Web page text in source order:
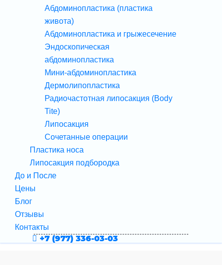
Абдоминопластика (пластика
живота)
Абдоминопластика и грыжесечение
Эндоскопическая
абдоминопластика
Мини-абдоминопластика
Дермолипопластика
Радиочастотная липосакция (Body
Tite)
Липосакция
Сочетанные операции
Пластика носа
Липосакция подбородка
До и После
Цены
Блог
Отзывы
Контакты
+7 (977) 336-03-03